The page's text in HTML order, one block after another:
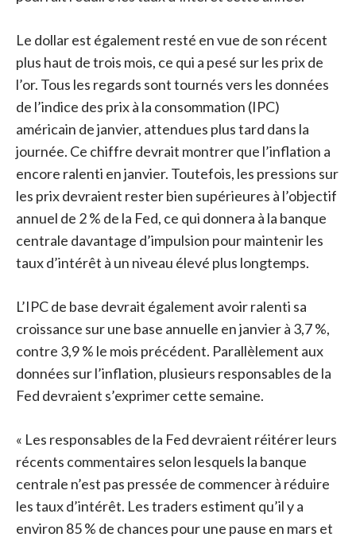
Le dollar est également resté en vue de son récent
plus haut de trois mois, ce qui a pesé sur les prix de
l’or. Tous les regards sont tournés vers les données
de l’indice des prix à la consommation (IPC)
américain de janvier, attendues plus tard dans la
journée. Ce chiffre devrait montrer que l’inflation a
encore ralenti en janvier. Toutefois, les pressions sur
les prix devraient rester bien supérieures à l’objectif
annuel de 2 % de la Fed, ce qui donnera à la banque
centrale davantage d’impulsion pour maintenir les
taux d’intérêt à un niveau élevé plus longtemps.
L’IPC de base devrait également avoir ralenti sa
croissance sur une base annuelle en janvier à 3,7 %,
contre 3,9 % le mois précédent. Parallèlement aux
données sur l’inflation, plusieurs responsables de la
Fed devraient s’exprimer cette semaine.
« Les responsables de la Fed devraient réitérer leurs
récents commentaires selon lesquels la banque
centrale n’est pas pressée de commencer à réduire
les taux d’intérêt. Les traders estiment qu’il y a
environ 85 % de chances pour une pause en mars et